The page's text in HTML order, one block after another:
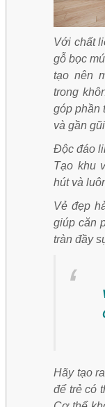
Với chất
gỗ bọc
tạo nên
trong
góp phần
và gần
Độc đáo
Tạo khu
hút và
Vẻ đẹp
giúp căn
tràn đầy
Hãy tạo
để trẻ có